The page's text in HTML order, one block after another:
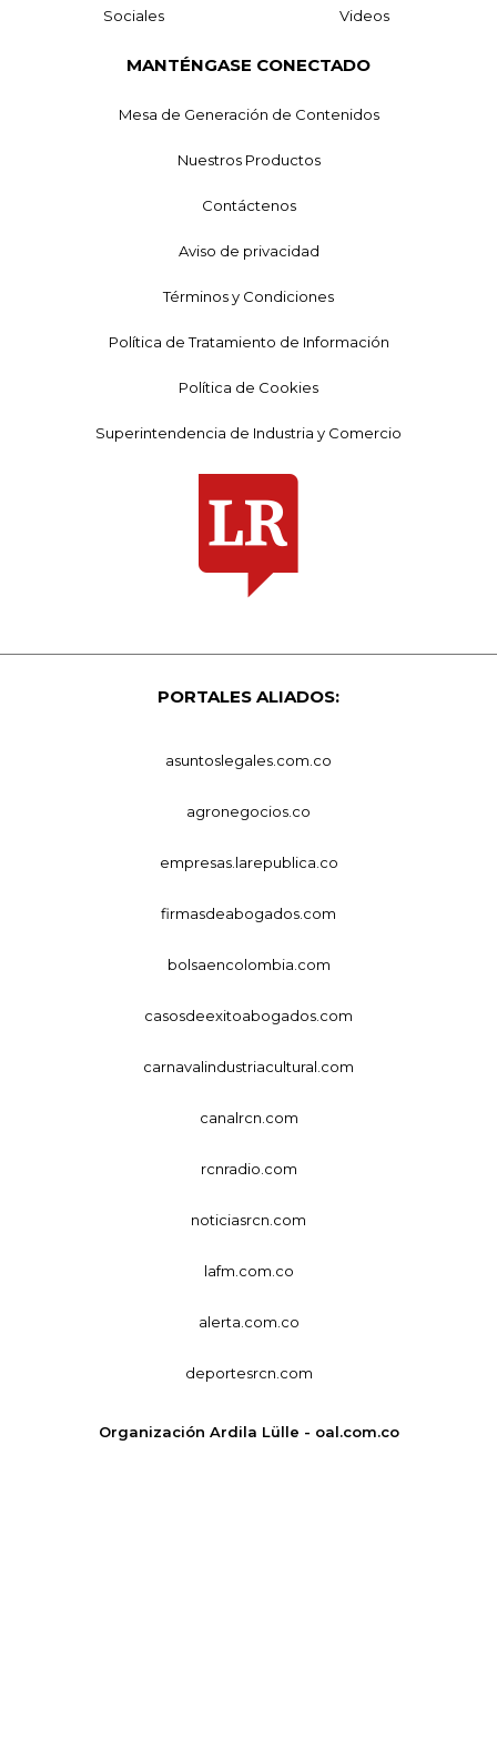
Sociales Videos
MANTÉNGASE CONECTADO
Mesa de Generación de Contenidos
Nuestros Productos
Contáctenos
Aviso de privacidad
Términos y Condiciones
Política de Tratamiento de Información
Política de Cookies
Superintendencia de Industria y Comercio
PORTALES ALIADOS:
asuntoslegales.com.co
agronegocios.co
empresas.larepublica.co
firmasdeabogados.com
bolsaencolombia.com
casosdeexitoabogados.com
carnavalindustriacultural.com
canalrcn.com
rcnradio.com
noticiasrcn.com
lafm.com.co
alerta.com.co
deportesrcn.com
Organización Ardila Lülle - oal.com.co